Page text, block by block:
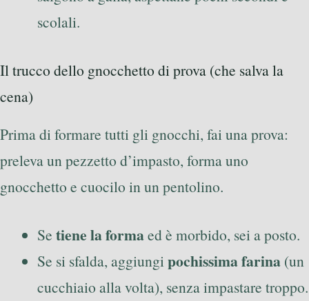
scolali.
Il trucco dello gnocchetto di prova (che salva la
cena)
Prima di formare tutti gli gnocchi, fai una prova:
preleva un pezzetto d’impasto, forma uno
gnocchetto e cuocilo in un pentolino.
Se tiene la formaed è morbido, sei a posto.
Se si sfalda, aggiungipochissima farina (un
cucchiaio alla volta), senza impastare troppo.